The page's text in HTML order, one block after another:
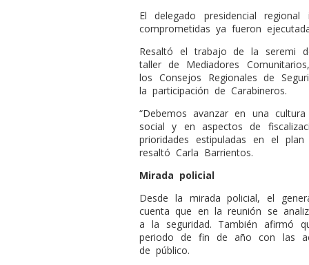
El delegado presidencial
comprometidas ya fueron
Resaltó el trabajo de la seremi
taller de Mediadores
los Consejos Regionales de
la participación de Carabineros.
“Debemos avanzar en una
social y en aspectos de
prioridades estipuladas en el
resaltó Carla Barrientos.
Mirada policial
Desde la mirada policial, el
cuenta que en la reunión se
a la seguridad. También afirmó
periodo de fin de año con las
de público.